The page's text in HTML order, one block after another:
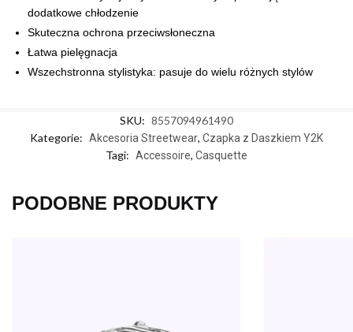
dodatkowe chłodzenie
Skuteczna ochrona przeciwsłoneczna
Łatwa pielęgnacja
Wszechstronna stylistyka: pasuje do wielu różnych stylów
SKU: 8557094961490
Kategorie: Akcesoria Streetwear, Czapka z Daszkiem Y2K
Tagi: Accessoire, Casquette
PODOBNE PRODUKTY